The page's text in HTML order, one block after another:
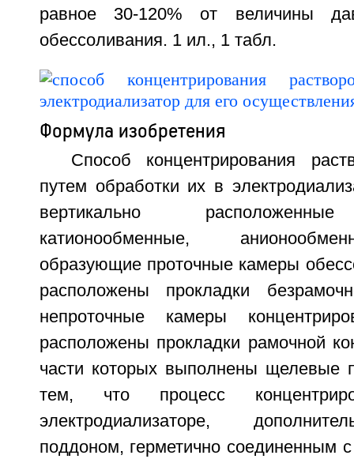
равное 30-120% от величины
обессоливания. 1 ил., 1 табл.
Формула изобретения
Способ концентрирования
путем обработки их в
вертикально
катионообменные,
образующие проточные камеры
расположены прокладки
непроточные камеры
расположены прокладки рамочной
части которых выполнены щелевые
тем, что процесс
электродиализаторе,
поддоном, герметично соединенным